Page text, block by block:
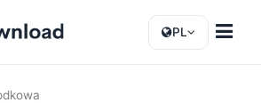
PL